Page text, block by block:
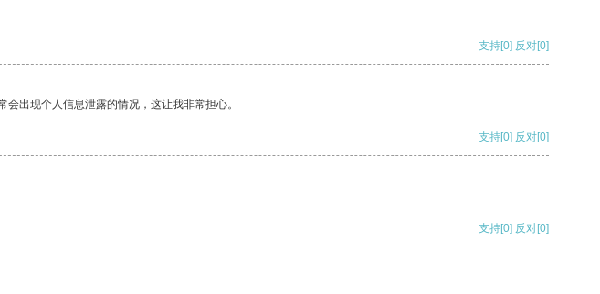
支持[0] 反对[0]
出现个人信息泄露的情况，这让我非常担心。
支持[0] 反对[0]
支持[0] 反对[0]